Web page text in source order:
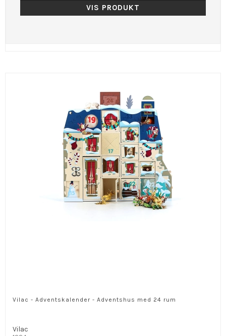
VIS PRODUKT
Vilac - Adventskalender - Adventshus med 24 rum
Vilac